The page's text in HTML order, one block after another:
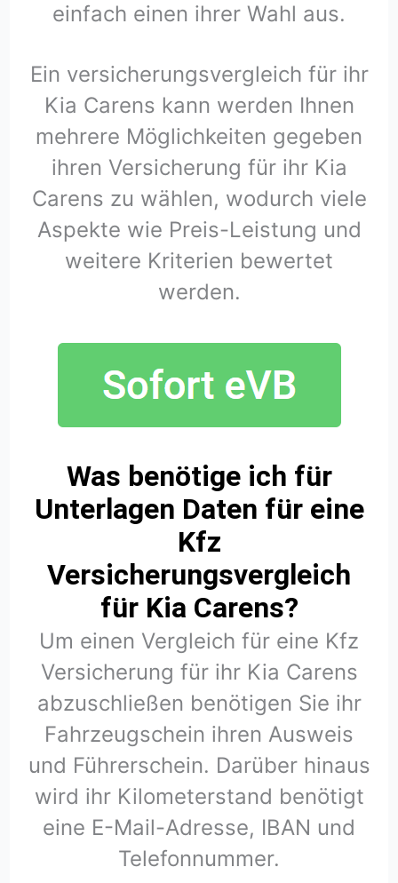
einfach einen ihrer Wahl aus.
Ein versicherungsvergleich für ihr
Kia Carens kann werden Ihnen
mehrere Möglichkeiten gegeben
ihren Versicherung für ihr Kia
Carens zu wählen, wodurch viele
Aspekte wie Preis-Leistung und
weitere Kriterien bewertet
werden.
Was benötige ich für
Unterlagen Daten für eine
Kfz
Versicherungsvergleich
für Kia Carens?
Um einen Vergleich für eine Kfz
Versicherung für ihr Kia Carens
abzuschließen benötigen Sie ihr
Fahrzeugschein ihren Ausweis
und Führerschein. Darüber hinaus
wird ihr Kilometerstand benötigt
eine E-Mail-Adresse, IBAN und
Telefonnummer.